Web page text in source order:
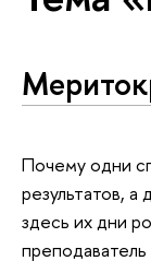
Почему одни
результатов, а
здесь их дни
преподаватель